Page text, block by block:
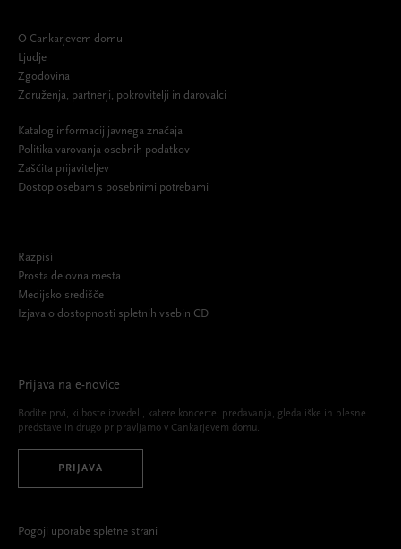
O Cankarjevem domu
Ljudje
Zgodovina
Združenja, partnerji, pokrovitelji in darovalci
Katalog informacij javnega značaja
Politika varovanja osebnih podatkov
Zaščita prijaviteljev
Dostop osebam s posebnimi potrebami
Razpisi
Prosta delovna mesta
Medijsko središče
Izjava o dostopnosti spletnih vsebin CD
Prijava na e-novice
Bodite prvi, ki boste izvedeli, katere koncerte, predavanja, gledališke in plesne
predstave in drugo pripravljamo v Cankarjevem domu.
PRIJAVA
Pogoji uporabe spletne strani